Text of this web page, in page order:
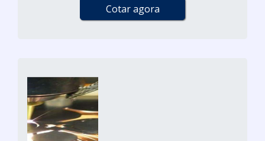
Cotar agora